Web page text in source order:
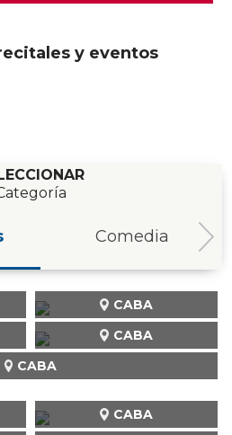
y eventos
Comedia
CABA
CABA
CABA
CABA